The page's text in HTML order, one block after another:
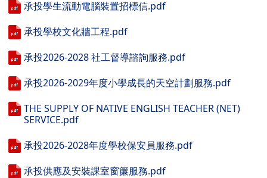
承投學生流動電腦裝置招標信.pdf
承投學校文化牆工程.pdf
承投2026-2028 社工督導諮詢服務.pdf
承投2026-2029年度小學成長的天空計劃服務.pdf
THE SUPPLY OF NATIVE ENGLISH TEACHER (NET)
SERVICE.pdf
承投2026-2028年度學校保安員服務.pdf
承投供應及安裝課室窗簾服務.pdf